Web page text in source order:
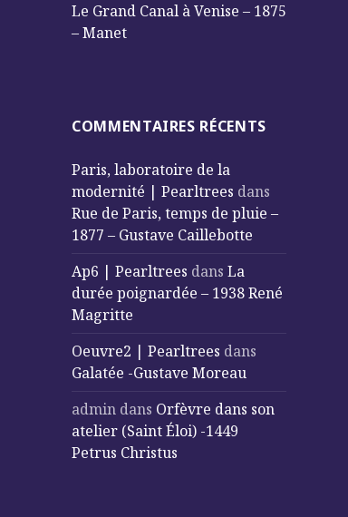
Le Grand Canal à Venise – 1875
– Manet
COMMENTAIRES RÉCENTS
Paris, laboratoire de la
modernité | Pearltrees dans
Rue de Paris, temps de pluie –
1877 – Gustave Caillebotte
Ap6 | Pearltrees dansLa
durée poignardée – 1938 René
Magritte
Oeuvre2 | Pearltrees dans
Galatée -Gustave Moreau
admin dans Orfèvre dans son
atelier (Saint Éloi) -1449
Petrus Christus